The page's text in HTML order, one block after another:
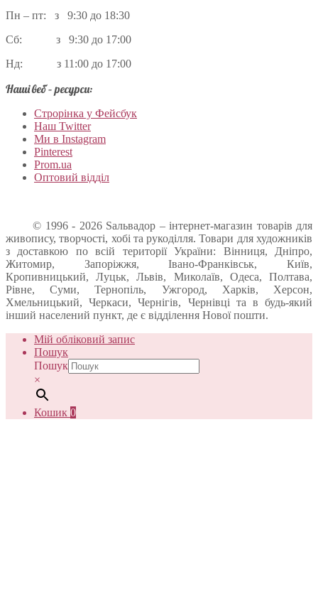
Пн – пт: з 9:30 до 18:30
Сб: з 9:30 до 17:00
Нд: з 11:00 до 17:00
Наші веб – ресурси:
Строрінка у Фейсбук
Наш Twitter
Ми в Instagram
Pinterest
Prom.ua
Оптовий відділ
© 1996 - 2026 Sальвадор – інтернет-магазин товарів для
живопису, творчості, хобі та рукоділля. Товари для художників
з доставкою по всій території України: Вінниця, Дніпро,
Житомир, Запоріжжя, Івано-Франківськ, Київ,
Кропивницький, Луцьк, Львів, Миколаїв, Одеса, Полтава,
Рівне, Суми, Тернопіль, Ужгород, Харків, Херсон,
Хмельницький, Черкаси, Чернігів, Чернівці та в будь-який
інший населений пункт, де є відділення Нової пошти.
Мій обліковий запис
Пошук
Пошук
×
Кошик 0